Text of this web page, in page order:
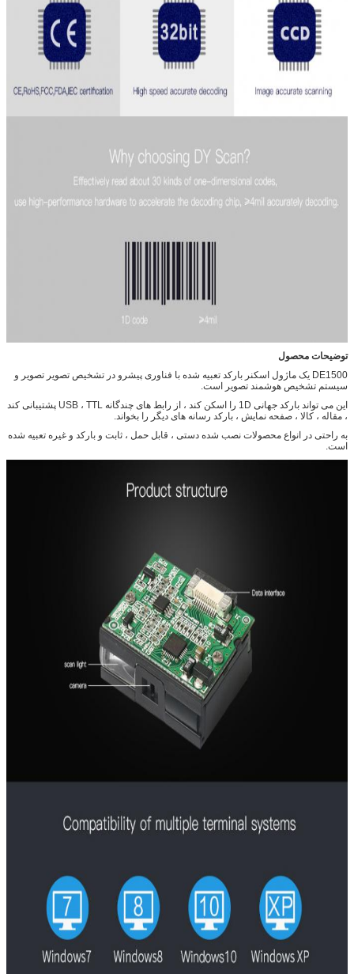
توضیحات محصول
DE1500 یک ماژول اسکنر بارکد تعبیه شده با فناوری پیشرو در تشخیص تصویر تصویر و
سیستم تشخیص هوشمند تصویر است.
این می تواند بارکد جهانی 1D را اسکن کند ، از رابط های چندگانه USB ، TTL پشتیبانی کند
، مقاله ، کالا ، صفحه نمایش ، بارکد رسانه های دیگر را بخواند.
به راحتی در انواع محصولات نصب شده دستی ، قابل حمل ، ثابت و بارکد و غیره تعبیه شده
است.